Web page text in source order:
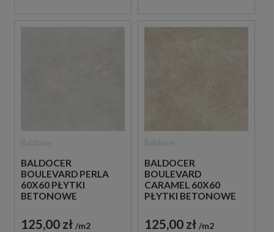
BALDOCER
BOULEVARD PERLA
60X60 PŁYTKI
BETONOWE
125,00 zł m2
BALDOCER
BOULEVARD
CARAMEL 60X60
PŁYTKI BETONOWE
125,00 zł m2